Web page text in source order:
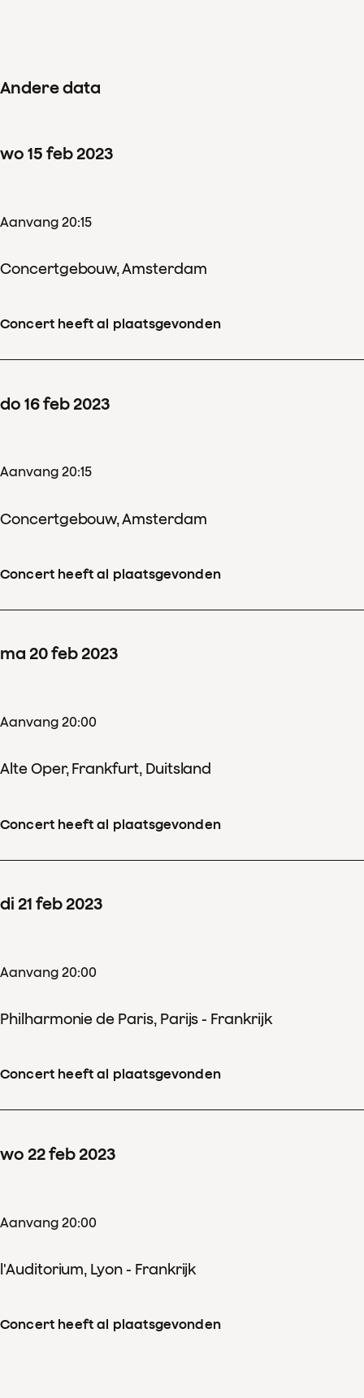
Andere data
wo 15 feb2023
Aanvang 20:15
Concertgebouw, Amsterdam
Concert heeft al plaatsgevonden
do 16feb2023
Aanvang 20:15
Concertgebouw, Amsterdam
Concert heeft al plaatsgevonden
ma 20feb2023
Aanvang 20:00
Alte Oper, Frankfurt, Duitsland
Concert heeft al plaatsgevonden
di 21 feb2023
Aanvang 20:00
Philharmonie de Paris, Parijs - Frankrijk
Concert heeft al plaatsgevonden
wo 22feb2023
Aanvang 20:00
l'Auditorium, Lyon - Frankrijk
Concert heeft al plaatsgevonden